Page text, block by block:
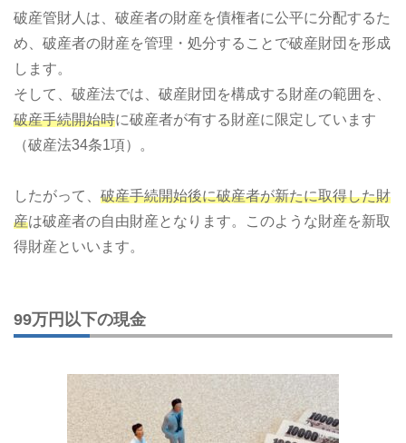
破産管財人は、破産者の財産を債権者に公平に分配するた
め、破産者の財産を管理・処分することで破産財団を形成
します。
そして、破産法では、破産財団を構成する財産の範囲を、
破産手続開始時に破産者が有する財産に限定しています
（破産法34条1項）。
したがって、 破産手続開始後に破産者が新たに取得した財
産は破産者の自由財産となります。このような財産を新取
得財産といいます。
99万円以下の現金